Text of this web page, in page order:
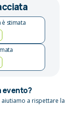
è stimata
evento?
a rispettare la